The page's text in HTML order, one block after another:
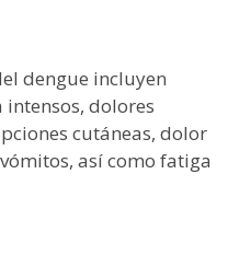
dengue incluyen
dolores
cutáneas, dolor
así como fatiga